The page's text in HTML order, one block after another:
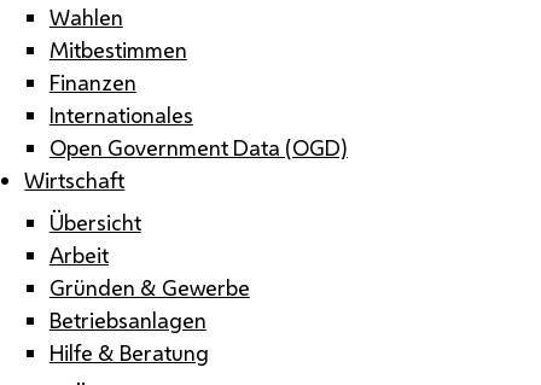
Wahlen
Mitbestimmen
Finanzen
Internationales
Open Government Data (OGD)
Wirtschaft
Übersicht
Arbeit
Gründen & Gewerbe
Betriebsanlagen
Hilfe & Beratung